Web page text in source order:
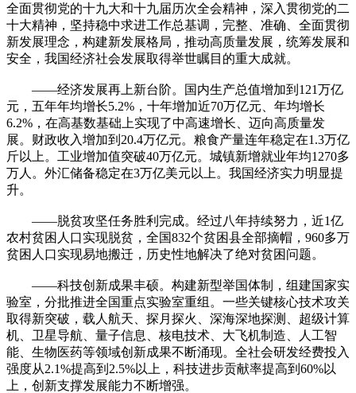
全面贯彻党的十九大和十九届历次全会精神，深入贯彻党的二
十大精神，坚持稳中求进工作总基调，完整、准确、全面贯彻
新发展理念，构建新发展格局，推动高质量发展，统筹发展和
安全，我国经济社会发展取得举世瞩目的重大成就。
——经济发展再上新台阶。国内生产总值增加到121万亿
元，五年年均增长5.2%，十年增加近70万亿元、年均增长
6.2%，在高基数基础上实现了中高速增长、迈向高质量发
展。财政收入增加到20.4万亿元。粮食产量连年稳定在1.3万亿
斤以上。工业增加值突破40万亿元。城镇新增就业年均1270多
万人。外汇储备稳定在3万亿美元以上。我国经济实力明显提
升。
——脱贫攻坚任务胜利完成。经过八年持续努力，近1亿
农村贫困人口实现脱贫，全国832个贫困县全部摘帽，960多万
贫困人口实现易地搬迁，历史性地解决了绝对贫困问题。
——科技创新成果丰硕。构建新型举国体制，组建国家实
验室，分批推进全国重点实验室重组。一些关键核心技术攻关
取得新突破，载人航天、探月探火、深海深地探测、超级计算
机、卫星导航、量子信息、核电技术、大飞机制造、人工智
能、生物医药等领域创新成果不断涌现。全社会研发经费投入
强度从2.1%提高到2.5%以上，科技进步贡献率提高到60%以
上，创新支撑发展能力不断增强。